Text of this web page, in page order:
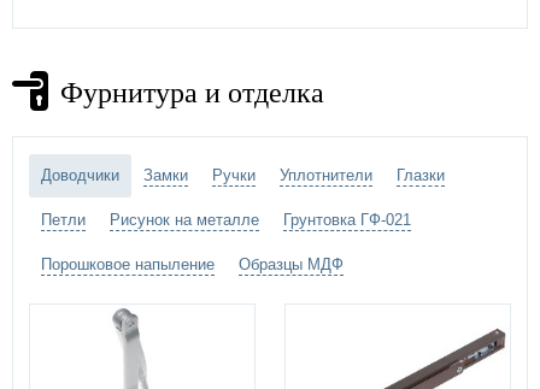
Фурнитура и отделка
Доводчики Замки Ручки Уплотнители Глазки
Петли Рисунок на металле Грунтовка ГФ-021
Порошковое напыление Образцы МДФ